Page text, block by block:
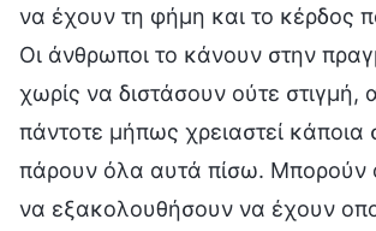
να έχουν τη φήμη και το κέρδος
Οι άνθρωποι το κάνουν στην
χωρίς να διστάσουν ούτε στιγμή,
πάντοτε μήπως χρειαστεί κάποια
πάρουν όλα αυτά πίσω. Μπορούν
να εξακολουθήσουν να έχουν